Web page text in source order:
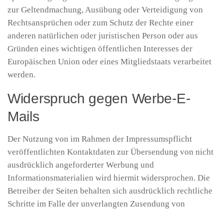
zur Geltendmachung, Ausübung oder Verteidigung von
Rechtsansprüchen oder zum Schutz der Rechte einer
anderen natürlichen oder juristischen Person oder aus
Gründen eines wichtigen öffentlichen Interesses der
Europäischen Union oder eines Mitgliedstaats verarbeitet
werden.
Widerspruch gegen Werbe-E-
Mails
Der Nutzung von im Rahmen der Impressumspflicht
veröffentlichten Kontaktdaten zur Übersendung von nicht
ausdrücklich angeforderter Werbung und
Informationsmaterialien wird hiermit widersprochen. Die
Betreiber der Seiten behalten sich ausdrücklich rechtliche
Schritte im Falle der unverlangten Zusendung von